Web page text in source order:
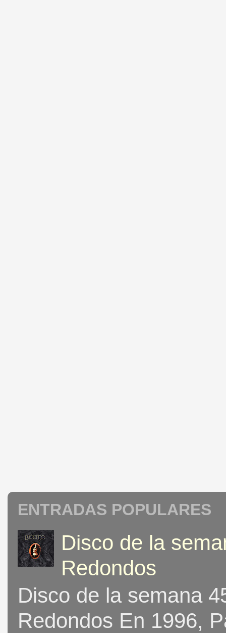
ENTRADAS POPULARES
Disco de la
Redondos
Disco de la semana
Redondos En 1996,